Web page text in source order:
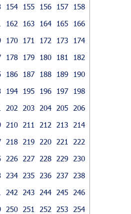
154 155 156 157
158
162 163 164 165
166
170 171 172 173
174
178 179 180 181
182
186 187 188 189
190
194 195 196 197
198
202 203 204 205
206
210 211 212 213
214
218 219 220 221
222
226 227 228 229
230
234 235 236 237
238
242 243 244 245
246
250 251 252 253
254